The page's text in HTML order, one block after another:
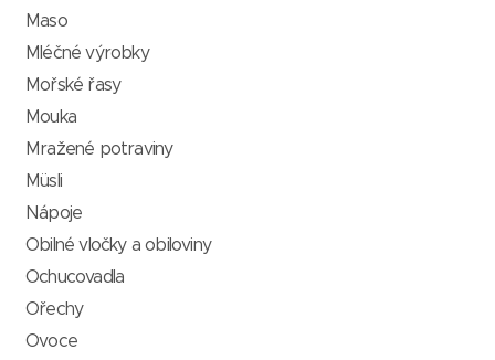
Maso
Mléčné výrobky
Mořské řasy
Mouka
Mražené potraviny
Müsli
Nápoje
Obilné vločky a obiloviny
Ochucovadla
Ořechy
Ovoce